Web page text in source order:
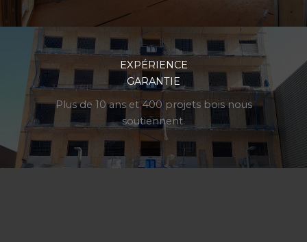
EXPÉRIENCE
GARANTIE
Plus de 10 ans et 400 projets bois nous
soutiennent.